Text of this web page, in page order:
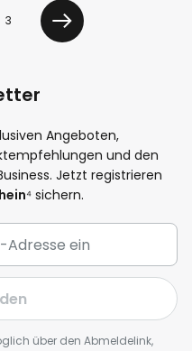
3
Weiter
Angeboten,
und den
Jetzt registrieren
⁴ sichern.
über den Abmeldelink,